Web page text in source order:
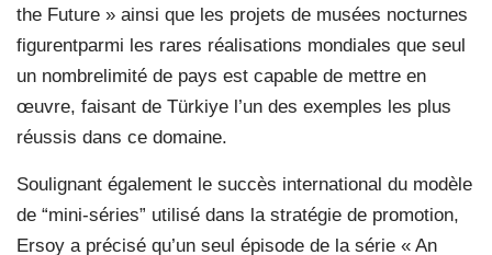
the Future » ainsi que les projets de musées nocturnes
figurentparmi les rares réalisations mondiales que seul
un nombrelimité de pays est capable de mettre en
œuvre, faisant de Türkiye l’un des exemples les plus
réussis dans ce domaine.
Soulignant également le succès international du modèle
de “mini-séries” utilisé dans la stratégie de promotion,
Ersoy a précisé qu’un seul épisode de la série « An